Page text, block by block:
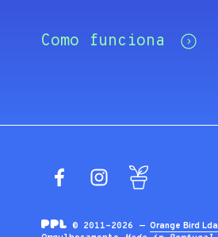
Como funciona
FacebookInstagram
© 2011-2026 —Orange Bird Lda